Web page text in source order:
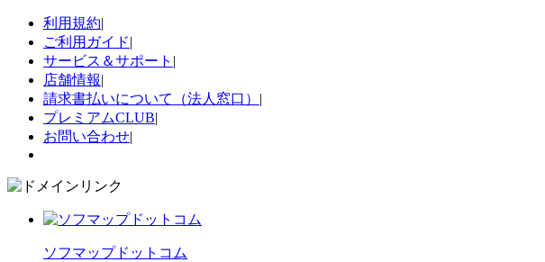
利用規約|
ご利用ガイド|
サービス＆サポート |
店舗情報|
請求書払いについて（法人窓口） |
プレミアムCLUB|
お問い合わせ|
ソフマップドットコム